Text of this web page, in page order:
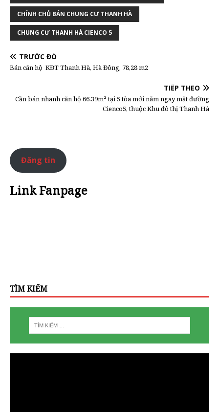
CHÍNH CHỦ BÁN CHUNG CƯ THANH HÀ
CHUNG CƯ THANH HÀ CIENCO 5
TRƯỚC ĐÓ
Bán căn hộ KĐT Thanh Hà, Hà Đông, 78,28 m2
TIẾP THEO
Cần bán nhanh căn hộ 66.39m² tại 5 tòa mới nằm ngay mặt đường
Cienco5, thuộc Khu đô thị Thanh Hà
Đăng tin
Link Fanpage
TÌM KIẾM